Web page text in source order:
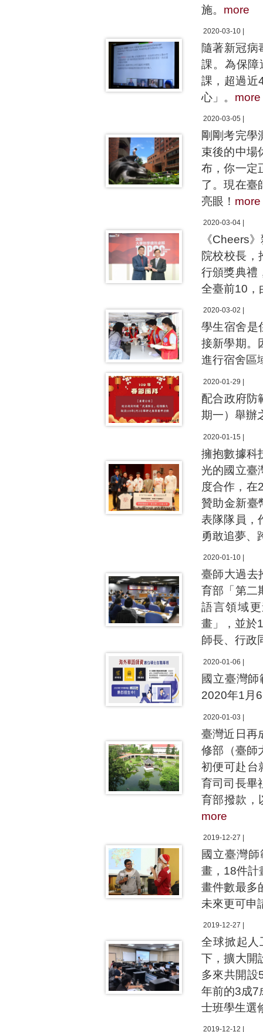
施。 more
2020-03-10 |
隨著新冠病
課。為保障
課，超過近
心」。 more
2020-03-05 |
剛剛考完學
束後的中場
布，你一定
了。現在臺
亮眼！ more
2020-03-04 |
《Cheers
院校校長，
行頒獎典禮
全臺前10，
2020-03-02 |
學生宿舍是
接新學期。
進行宿舍區
2020-01-29 |
配合政府防
期一）舉辦
2020-01-15 |
擁抱數據科
光的國立臺
度合作，在
贊助金新臺
表隊隊員，
勇敢追夢、
2020-01-10 |
臺師大過去
育部「第二
語言領域
畫」，並於
師長、行政
2020-01-06 |
國立臺灣
2020年1月
2020-01-03 |
臺灣近日再
修部（臺師
初便可赴台
育司司長畢
育部撥款，
more
2019-12-27 |
國立臺灣
畫，18件計
畫件數最多
未來更可申
2019-12-27 |
全球掀起人
下，擴大開
多來共開設
年前的3成7
士班學生選
2019-12-12 |